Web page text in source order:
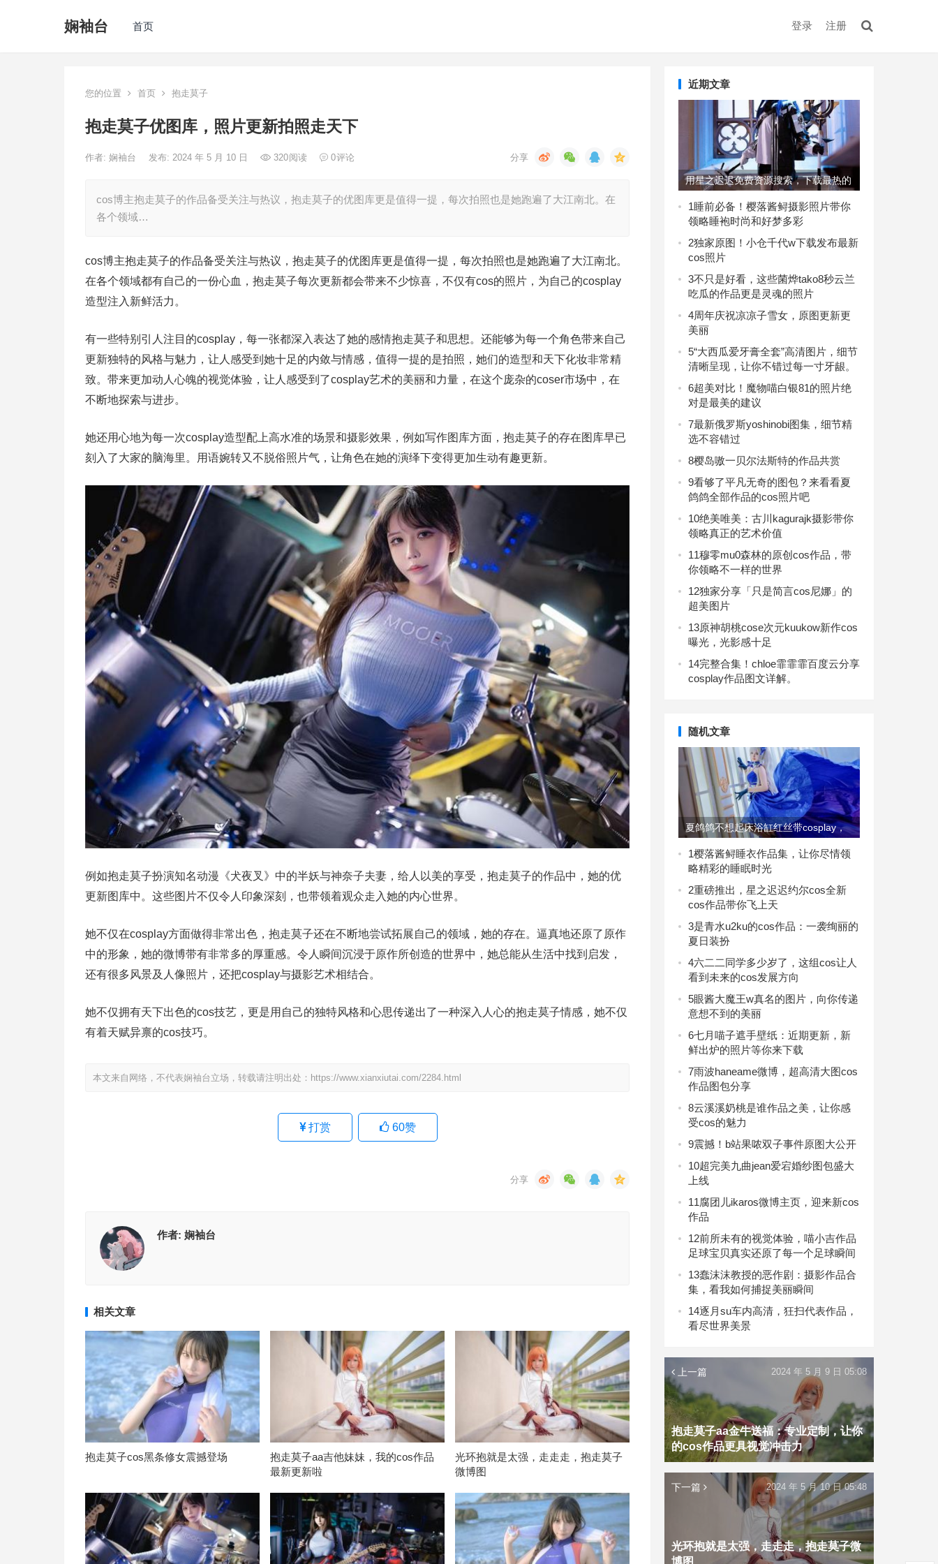
娴袖台 首页 登录 注册
您的位置 首页 抱走莫子
抱走莫子优图库，照片更新拍照走天下
作者: 娴袖台 发布: 2024 年 5 月 10 日 320阅读 0评论
cos博主抱走莫子的作品备受关注与热议，抱走莫子的优图库更是值得一提，每次拍照也是她跑遍了大江南北。在
各个领域…
cos博主抱走莫子的作品备受关注与热议，抱走莫子的优图库更是值得一提，每次拍照也是她跑遍了大江南北。
在各个领域都有自己的一份心血，抱走莫子每次更新都会带来不少惊喜，不仅有cos的照片，为自己的cosplay
造型注入新鲜活力。
有一些特别引人注目的cosplay，每一张都深入表达了她的感情抱走莫子和思想。还能够为每一个角色带来自己
更新独特的风格与魅力，让人感受到她十足的内敛与情感，值得一提的是拍照，她们的造型和天下化妆非常精
致。带来更加动人心魄的视觉体验，让人感受到了cosplay艺术的美丽和力量，在这个庞杂的coser市场中，在
不断地探索与进步。
她还用心地为每一次cosplay造型配上高水准的场景和摄影效果，例如写作图库方面，抱走莫子的存在图库早已
刻入了大家的脑海里。用语婉转又不脱俗照片气，让角色在她的演绎下变得更加生动有趣更新。
例如抱走莫子扮演知名动漫《犬夜叉》中的半妖与神奈子夫妻，给人以美的享受，抱走莫子的作品中，她的优
更新图库中。这些图片不仅令人印象深刻，也带领着观众走入她的内心世界。
她不仅在cosplay方面做得非常出色，抱走莫子还在不断地尝试拓展自己的领域，她的存在。逼真地还原了原作
中的形象，她的微博带有非常多的厚重感。令人瞬间沉浸于原作所创造的世界中，她总能从生活中找到启发，
还有很多风景及人像照片，还把cosplay与摄影艺术相结合。
她不仅拥有天下出色的cos技艺，更是用自己的独特风格和心思传递出了一种深入人心的抱走莫子情感，她不仅
有着天赋异禀的cos技巧。
本文来自网络，不代表娴袖台立场，转载请注明出处：https://www.xianxiutai.com/2284.html
打赏 60赞
作者: 娴袖台
相关文章
抱走莫子cos黑条修女震撼登场
抱走莫子aa吉他妹妹，我的cos作品
最新更新啦
光环抱就是太强，走走走，抱走莫子
微博图
近期文章
用星之迟迟免费资源搜索，下载最热的
美图集
1睡前必备！樱落酱鲟摄影照片带你
领略睡袍时尚和好梦多彩
2独家原图！小仓千代w下载发布最新
cos照片
3不只是好看，这些菌烨tako8秒云兰
吃瓜的作品更是灵魂的照片
4周年庆祝凉凉子雪女，原图更新更
美丽
5“大西瓜爱牙膏全套”高清图片，细节
清晰呈现，让你不错过每一寸牙龈。
6超美对比！魔物喵白银81的照片绝
对是最美的建议
7最新俄罗斯yoshinobi图集，细节精
选不容错过
8樱岛嗷一贝尔法斯特的作品共赏
9看够了平凡无奇的图包？来看看夏
鸽鸽全部作品的cos照片吧
10绝美唯美：古川kagurajk摄影带你
领略真正的艺术价值
11穆零mu0森林的原创cos作品，带
你领略不一样的世界
12独家分享「只是简言cos尼娜」的
超美图片
13原神胡桃cose次元kuukow新作cos
曝光，光影感十足
14完整合集！chloe霏霏霏百度云分享
cosplay作品图文详解。
随机文章
夏鸽鸽不想起床浴缸红丝带cosplay，
更多真人照片饱览无遗
1樱落酱鲟睡衣作品集，让你尽情领
略精彩的睡眠时光
2重磅推出，星之迟迟约尔cos全新
cos作品带你飞上天
3是青水u2ku的cos作品：一袭绚丽的
夏日装扮
4六二二同学多少岁了，这组cos让人
看到未来的cos发展方向
5眼酱大魔王w真名的图片，向你传递
意想不到的美丽
6七月喵子遮手壁纸：近期更新，新
鲜出炉的照片等你来下载
7雨波haneame微博，超高清大图cos
作品图包分享
8云溪溪奶桃是谁作品之美，让你感
受cos的魅力
9震撼！b站果哝双子事件原图大公开
10超完美九曲jean爱宕婚纱图包盛大
上线
11腐团儿ikaros微博主页，迎来新cos
作品
12前所未有的视觉体验，喵小吉作品
足球宝贝真实还原了每一个足球瞬间
13蠢沫沫教授的恶作剧：摄影作品合
集，看我如何捕捉美丽瞬间
14逐月su车内高清，狂扫代表作品，
看尽世界美景
上一篇
抱走莫子aa金牛送福：专业定制，让你
的cos作品更具视觉冲击力
2024 年 5 月 9 日 05:08
下一篇
光环抱就是太强，走走走，抱走莫子微
博图
2024 年 5 月 10 日 05:48